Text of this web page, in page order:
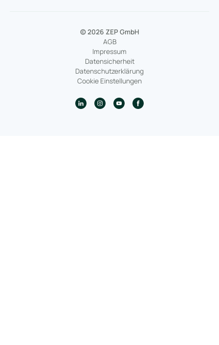
© 2026 ZEP GmbH
AGB
Impressum
Datensicherheit
Datenschutzerklärung
Cookie Einstellungen